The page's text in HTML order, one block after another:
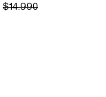
ORIGINAL PRICE:
$14.990